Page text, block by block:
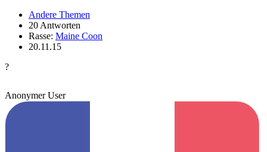
Andere Themen
20 Antworten
Rasse: Maine Coon
20.11.15
?
Anonymer User